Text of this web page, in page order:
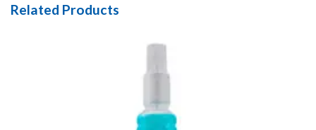
Related Products